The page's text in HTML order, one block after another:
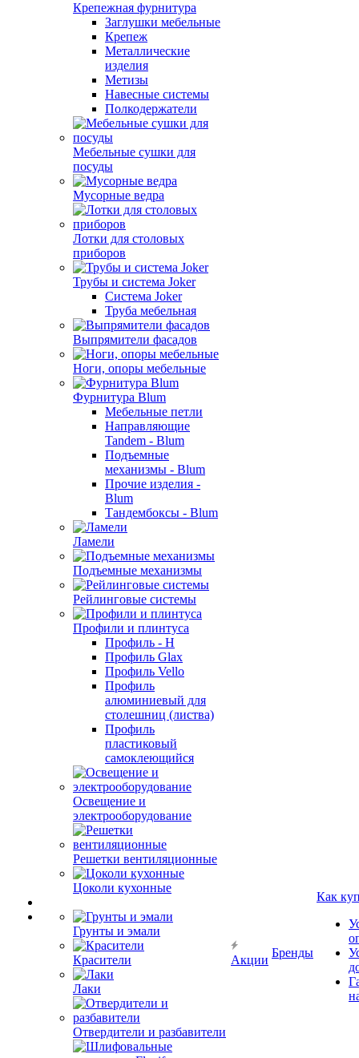
Крепежная фурнитура
Заглушки мебельные
Крепеж
Металлические
изделия
Метизы
Навесные системы
Полкодержатели
Мебельные сушки для
посуды
Мусорные ведра
Лотки для столовых
приборов
Трубы и система Joker
Система Joker
Труба мебельная
Выпрямители фасадов
Ноги, опоры мебельные
Фурнитура Blum
Мебельные петли
Направляющие
Tandem - Blum
Подъемные
механизмы - Blum
Прочие изделия -
Blum
Тандембоксы - Blum
Ламели
Подъемные механизмы
Рейлинговые системы
Профили и плинтуса
Профиль - H
Профиль Glax
Профиль Vello
Профиль
алюминиевый для
столешниц (листва)
Профиль
пластиковый
самоклеющийся
Освещение и
электрооборудование
Решетки вентиляционные
Цоколи кухонные
Грунты и эмали
Красители
Лаки
Отвердители и разбавители
Акции
Бренды
Как